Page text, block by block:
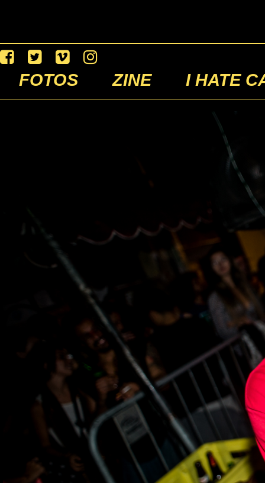
FOTOS ZINE I HATE